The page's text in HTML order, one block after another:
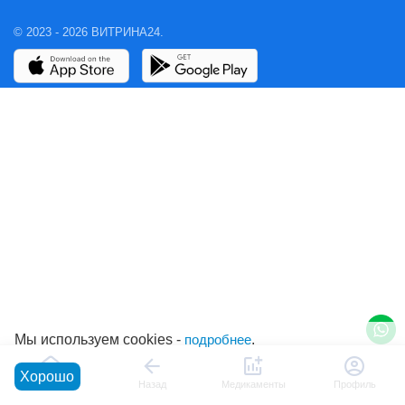
© 2023 - 2026 ВИТРИНА24.
Главная Назад Медикаменты Профиль
Мы используем cookies - подробнее.
Хорошо